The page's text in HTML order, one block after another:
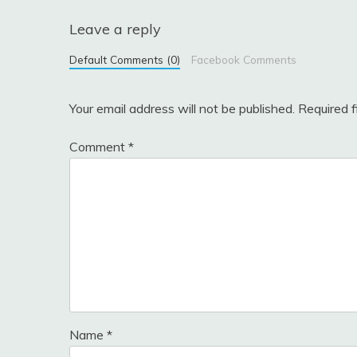
Leave a reply
Default Comments (0) Facebook Comments
Your email address will not be published. Required
Comment *
Name *